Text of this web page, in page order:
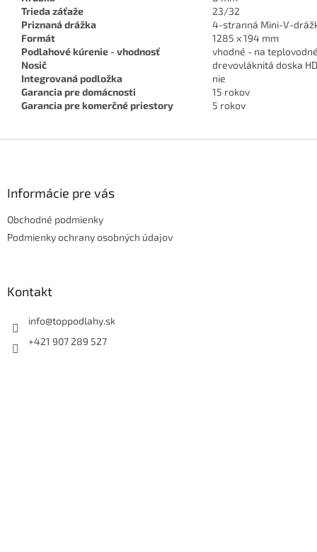
Trieda záťaže
23/32
Priznaná drážka
4-stranná Mini-V-
Formát
1285 x 194 mm
Podlahové kúrenie - vhodnosť
vhodné - na
Nosič
drevovláknitá doska
Integrovaná podložka
nie
Garancia pre domácnosti
15 rokov
Garancia pre komerčné priestory
5 rokov
Informácie pre vás
Obchodné podmienky
Podmienky ochrany osobných údajov
Kontakt
info@toppodlahy.sk
+421 907 289 527